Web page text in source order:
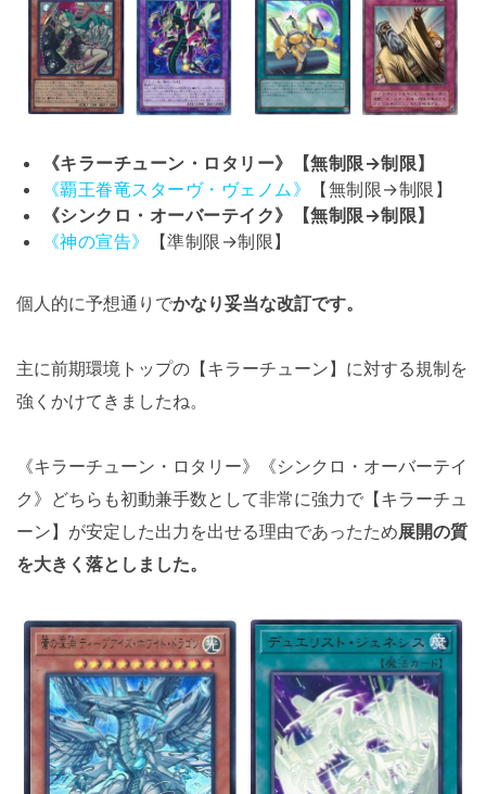
《キラーチューン・ロタリー》【無制限→制限】
《覇王眷竜スターヴ・ヴェノム》
【無制限→制限】
《シンクロ・オーバーテイク》【無制限→制限】
《神の宣告》
【準制限→制限】
個人的に予想通りでかなり妥当な改訂です。
主に前期環境トップの【キラーチューン】に対する規制を
強くかけてきましたね。
《キラーチューン・ロタリー》《シンクロ・オーバーテイ
ク》どちらも初動兼手数として非常に強力で【キラーチュ
ーン】が安定した出力を出せる理由であったため展開の質
を大きく落としました。